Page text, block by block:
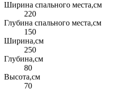
Ширина спального места,см
220
Глубина спального места,см
150
Ширина,см
250
Глубина,см
80
Высота,см
70